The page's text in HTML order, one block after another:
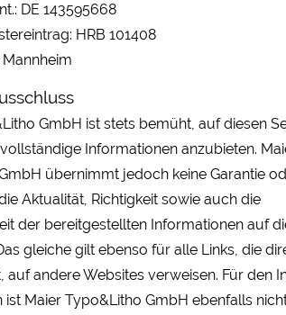
DE 143595668
HRB 101408
GmbH ist stets bemüht, auf diesen
Informationen anzubieten.
übernimmt jedoch keine Garantie
Aktualität, Richtigkeit sowie auch die
der bereitgestellten Informationen auf
gleiche gilt ebenso für alle Links, die
auf andere Websites verweisen. Für den
ist Maier Typo&Litho GmbH ebenfalls